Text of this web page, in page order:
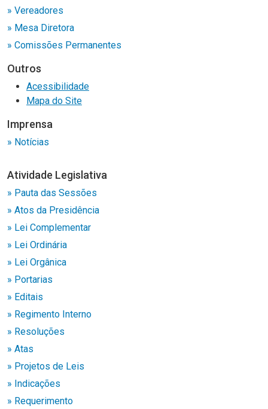
» Vereadores
» Mesa Diretora
» Comissões Permanentes
Outros
Acessibilidade
Mapa do Site
Imprensa
» Notícias
Atividade Legislativa
» Pauta das Sessões
» Atos da Presidência
» Lei Complementar
» Lei Ordinária
» Lei Orgânica
» Portarias
» Editais
» Regimento Interno
» Resoluções
» Atas
» Projetos de Leis
» Indicações
» Requerimento